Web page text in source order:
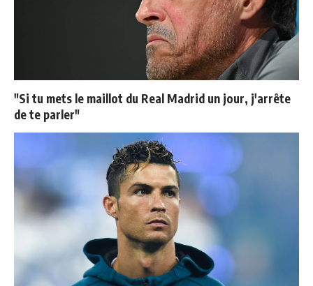
"Si tu mets le maillot du Real Madrid un jour, j'arrête
de te parler"